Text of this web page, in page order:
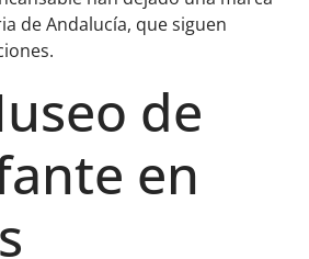
de Andalucía, que siguen
de
en